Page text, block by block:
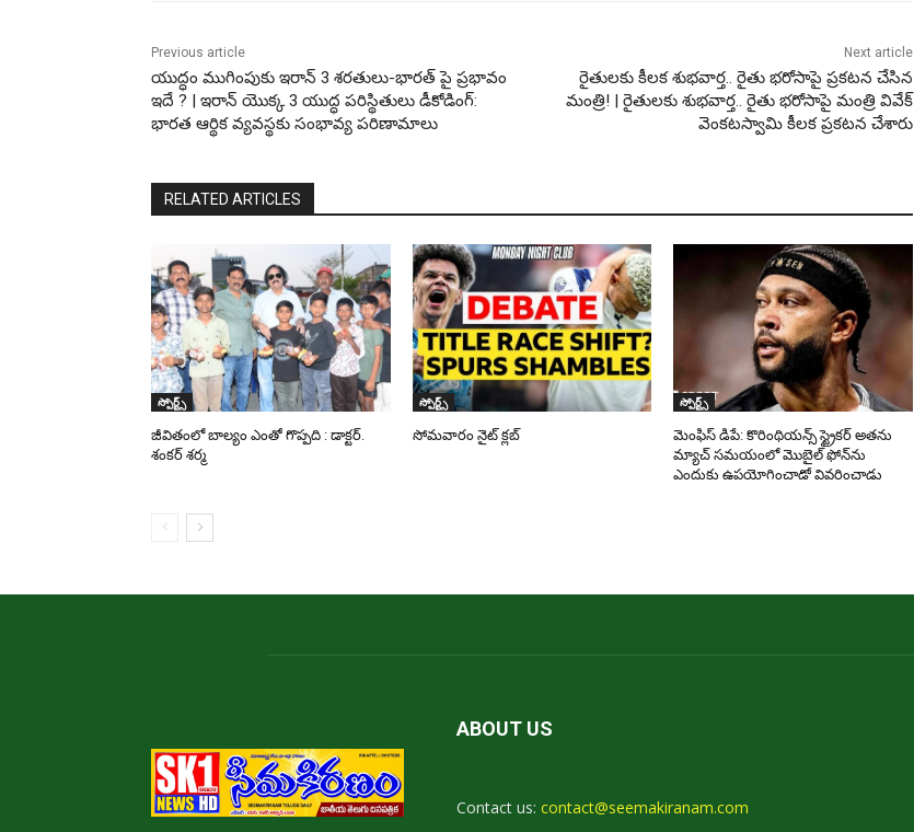
Previous article
యుద్ధం ముగింపుకు ఇరాన్ 3 శరతులు-భారత్ పై ప్రభావం
ఇదే ? | ఇరాన్ యొక్క 3 యుద్ధ పరిస్థితులు డీకోడింగ్:
భారత ఆర్థిక వ్యవస్థకు సంభావ్య పరిణామాలు
Next article
రైతులకు కీలక శుభవార్త.. రైతు భరోసాపై ప్రకటన చేసిన
మంత్రి! | రైతులకు శుభవార్త.. రైతు భరోసాపై మంత్రి వివేక్
వెంకటస్వామి కీలక ప్రకటన చేశారు
RELATED ARTICLES
స్పోర్ట్స్
జీవితంలో బాల్యం ఎంతో గొప్పది : డాక్టర్.
శంకర్ శర్మ
స్పోర్ట్స్
సోమవారం నైట్ క్లబ్
స్పోర్ట్స్
మెంఫిస్ డిపే: కొరింథియన్స్ స్ట్రైకర్ అతను
మ్యాచ్ సమయంలో మొబైల్ ఫోన్‌ను
ఎందుకు ఉపయోగించాడో వివరించాడు
ABOUT US
Contact us: contact@seemakiranam.com